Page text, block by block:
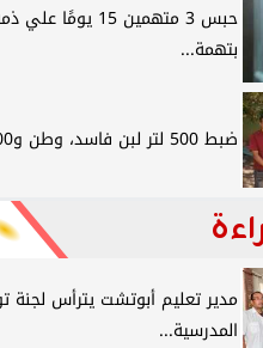
حبس 3 متهمين 15
بتهمة...
ضبط 500 لتر لبن فاسد، وطن و400...
مدير تعليم أبوتشت يترأس لجنة
المدرسية...